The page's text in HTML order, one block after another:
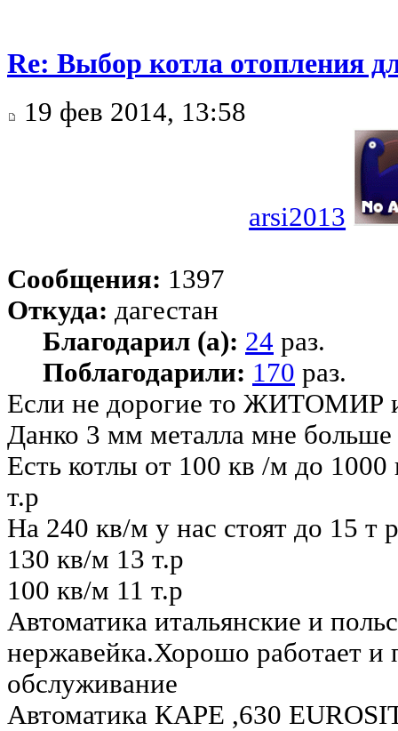
Re: Выбор котла отопления
19 фев 2014, 13:58
arsi2013
Сообщения: 1397
Откуда: дагестан
Благодарил (а): 24 раз.
Поблагодарили: 170 раз.
Если не дорогие то
Данко 3 мм металла мне больше
Есть котлы от 100 кв /м до 1000
т.р
На 240 кв/м у нас стоят до 15 т р
130 кв/м 13 т.р
100 кв/м 11 т.р
Автоматика итальянские и
нержавейка.Хорошо работает и
обслуживание
Автоматика КАРЕ ,630